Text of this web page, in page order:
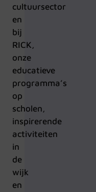
cultuursector
en
bij
RICK,
onze
educatieve
programma’s
op
scholen,
inspirerende
activiteiten
in
de
wijk
en